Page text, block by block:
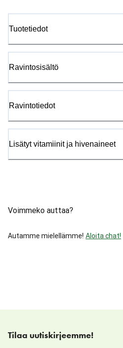
Tuotetiedot
Ravintosisältö
Ravintotiedot
Lisätyt vitamiinit ja hivenaineet
Voimmeko auttaa?
Autamme mielellämme! Aloita chat!
Tilaa uutiskirjeemme!